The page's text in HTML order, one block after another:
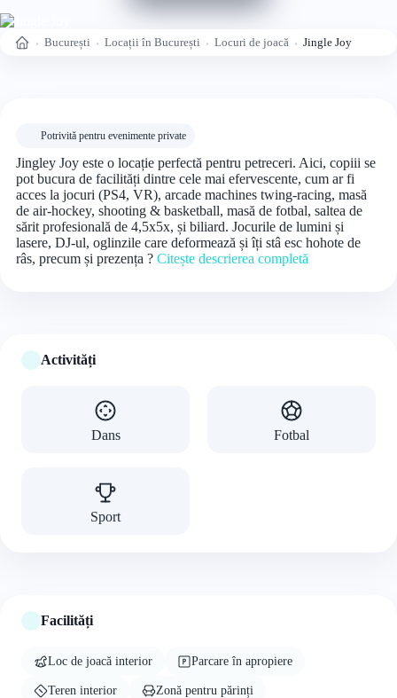
Acasă București Locații în București Locuri de joacă Jingle Joy
Potrivită pentru evenimente private
Jingley Joy este o locație perfectă pentru petreceri. Aici, copiii se
pot bucura de facilități dintre cele mai efervescente, cum ar fi
acces la jocuri (PS4, VR), arcade machines twing-racing, masă
de air-hockey, shooting & basketball, masă de fotbal, saltea de
sărit profesională de 4,5x5x, și biliard. Jocurile de lumini și
lasere, DJ-ul, oglinzile care deformează și îți stâ esc hohote de
râs, precum și prezența ? Citește descrierea completă
Activități
Dans Fotbal
Sport
Facilități
Loc de joacă interior Parcare în apropiere
Teren interior Zonă pentru părinți